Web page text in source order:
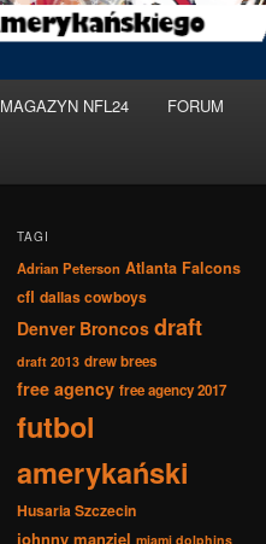
MAGAZYN NFL24 FORUM
TAGI
Adrian Peterson Atlanta Falcons
cfl dallas cowboys
Denver Broncos draft
draft 2013 drew brees
free agency free agency 2017
futbol
amerykański
Husaria Szczecin
johnny manziel miami dolphins